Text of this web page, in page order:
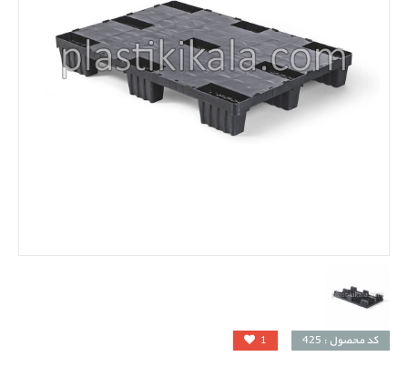
کد محصول : 425 1